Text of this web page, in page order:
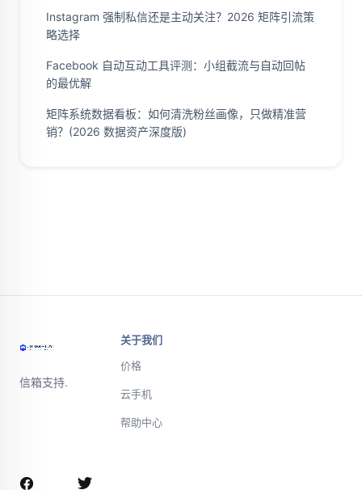
Instagram 强制私信还是主动关注？2026 矩阵引流策
略选择
Facebook 自动互动工具评测：小组截流与自动回帖
的最优解
矩阵系统数据看板：如何清洗粉丝画像，只做精准营
销？(2026 数据资产深度版)
信箱支持.
关于我们
价格
云手机
帮助中心